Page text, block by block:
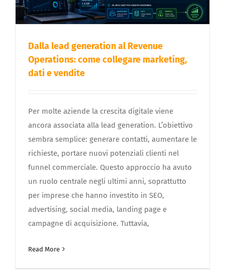
Dalla lead generation al Revenue
Operations: come collegare marketing,
dati e vendite
Per molte aziende la crescita digitale viene
ancora associata alla lead generation. L’obiettivo
sembra semplice: generare contatti, aumentare le
richieste, portare nuovi potenziali clienti nel
funnel commerciale. Questo approccio ha avuto
un ruolo centrale negli ultimi anni, soprattutto
per imprese che hanno investito in SEO,
advertising, social media, landing page e
campagne di acquisizione. Tuttavia,
Read More